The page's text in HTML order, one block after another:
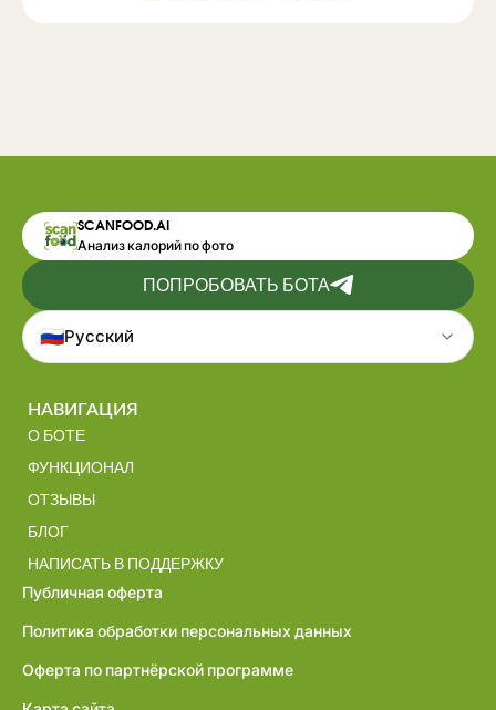
SCANFOOD.AI
Анализ калорий по фото
ПОПРОБОВАТЬ БОТА
🇷🇺Русский
НАВИГАЦИЯ
О БОТЕ
ФУНКЦИОНАЛ
ОТЗЫВЫ
БЛОГ
НАПИСАТЬ В ПОДДЕРЖКУ
Публичная оферта
Политика обработки персональных данных
Оферта по партнёрской программе